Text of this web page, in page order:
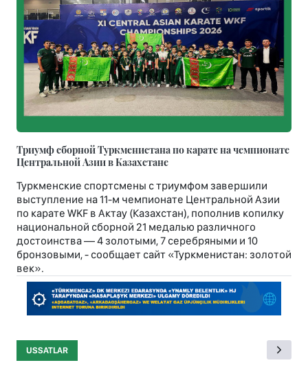
Триумф сборной Туркменистана по карате на чемпионате
Центральной Азии в Казахстане
Туркменские спортсмены с триумфом завершили
выступление на 11-м чемпионате Центральной Азии
по карате WKF в Актау (Казахстан), пополнив копилку
национальной сборной 21 медалью различного
достоинства — 4 золотыми, 7 серебряными и 10
бронзовыми, - сообщает сайт «Туркменистан: золотой
век».
USSATLAR